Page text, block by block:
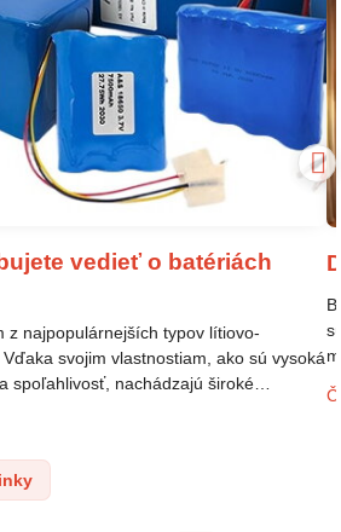
vedieť o batériách
z najpopulárnejších typov lítiovo-
svojim vlastnostiam, ako sú vysoká
spoľahlivosť, nachádzajú široké
ich delenia, označovania a
k ich efektívnemu a bezpečnému